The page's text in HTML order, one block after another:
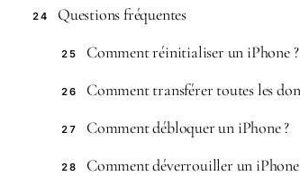
24 Questions fréquentes
25 Comment réinitialiser un iPhone ?
26 Comment transférer toutes les
27 Comment débloquer un iPhone ?
28 Comment déverrouiller un